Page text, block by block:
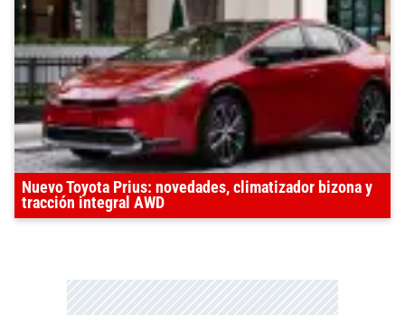
Nuevo Toyota Prius: novedades, climatizador bizona y
tracción integral AWD